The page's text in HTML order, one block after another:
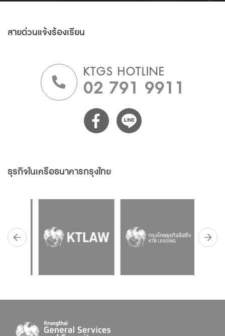
สายด่วนแจ้งร้องเรียน
KTGS HOTLINE
02 791 9911
ธุรกิจในเครือธนาคารกรุงไทย